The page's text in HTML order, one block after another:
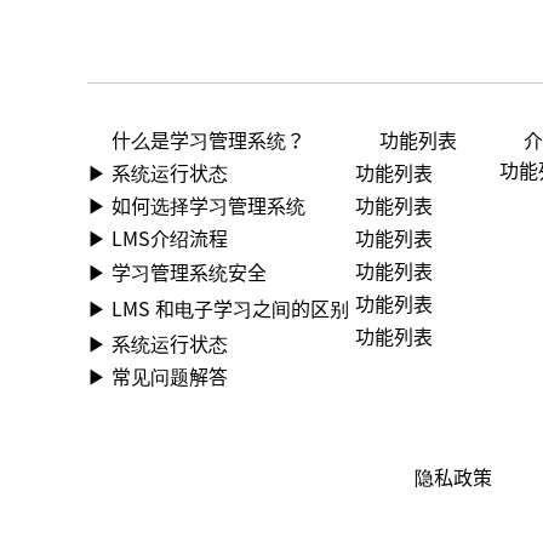
什么是学习管理系统？
▶ 系统运行状态
▶ 如何选择学习管理系统
▶ LMS介绍流程
▶ 学习管理系统安全
▶ LMS 和电子学习之间的区别
▶ 系统运行状态
▶ 常见问题解答
功能列表
功能列表
功能列表
功能列表
功能列表
功能列表
功能列表
功
隐私政策